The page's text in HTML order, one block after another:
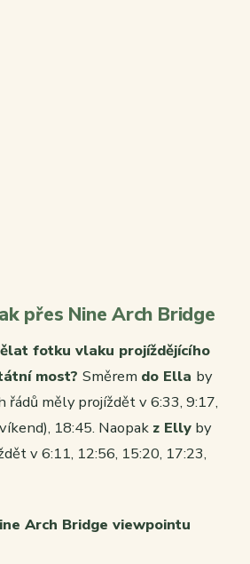
přes Nine Arch Bridge
fotku vlaku projíždějícího
most? Směrem do Ella by
řádů měly projíždět v 6:33, 9:17,
18:45. Naopak z Elly by
v 6:11, 12:56, 15:20, 17:23,
Arch Bridge viewpointu